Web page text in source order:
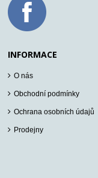
INFORMACE
O nás
Obchodní podmínky
Ochrana osobních údajů
Prodejny